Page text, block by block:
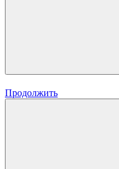
Продолжить